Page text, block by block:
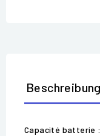
Beschreibung
Capacité batterie :